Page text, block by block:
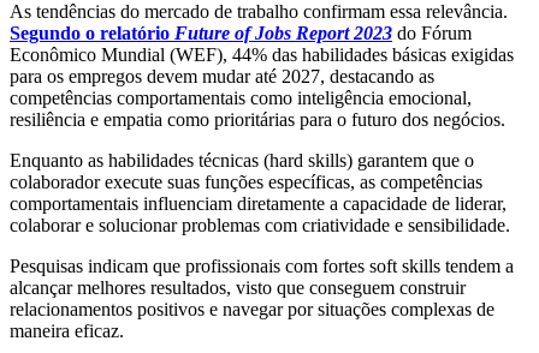
As tendências do mercado de trabalho confirmam essa relevância.
Segundo o relatório Future of Jobs Report 2023 do Fórum
Econômico Mundial (WEF), 44% das habilidades básicas exigidas
para os empregos devem mudar até 2027, destacando as
competências comportamentais como inteligência emocional,
resiliência e empatia como prioritárias para o futuro dos negócios.
Enquanto as habilidades técnicas (hard skills) garantem que o
colaborador execute suas funções específicas, as competências
comportamentais influenciam diretamente a capacidade de liderar,
colaborar e solucionar problemas com criatividade e sensibilidade.
Pesquisas indicam que profissionais com fortes soft skills tendem a
alcançar melhores resultados, visto que conseguem construir
relacionamentos positivos e navegar por situações complexas de
maneira eficaz.